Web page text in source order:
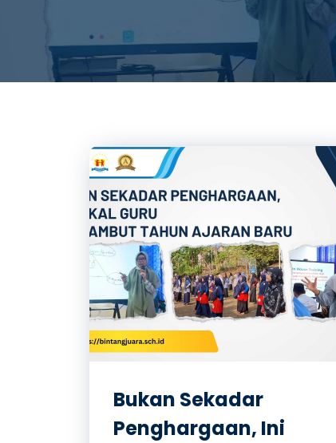
Bukan Sekadar
Penghargaan, Ini